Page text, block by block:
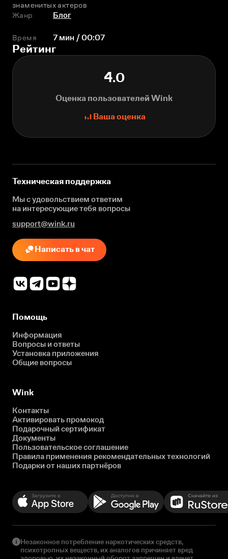
знаменитых актеров
Жанр
Блог
Время 7 мин / 00:07
Рейтинг
4.0
Оценка пользователей Wink
Ваша оценка
Техническая поддержка
Мы с удовольствием ответим
на интересующиетебя вопросы
support@wink.ru
Написать в чат
Помощь
Информация
Вопросы и ответы
Установка приложения
Общие вопросы
Wink
Контакты
Активировать промокод
Подарочный сертификат
Документы
Пользовательское соглашение
Правила применения рекомендательных технологий
Подарки от наших партнёров
Незаконное потребление наркотических средств,
психотропных веществ, их аналогов причиняет вред